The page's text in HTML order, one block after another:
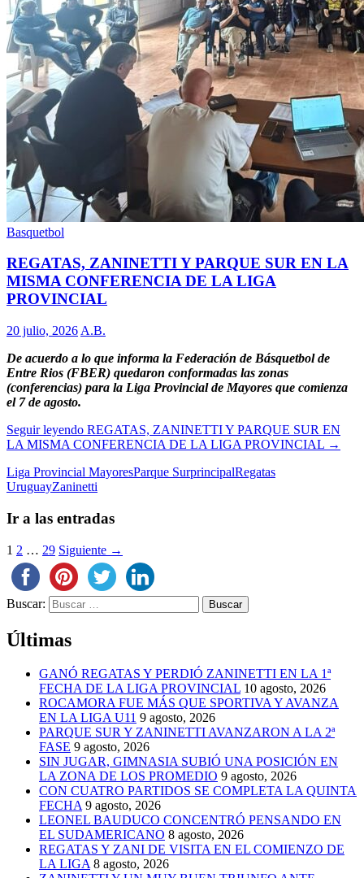
Basquetbol
REGATAS, ZANINETTI Y PARQUE SUR EN LA
MISMA CONFERENCIA DE LA LIGA
PROVINCIAL
20 julio, 2026 A.B.
De acuerdo a lo que informa la Federación de Básquetbol de
Entre Rios (FBER) quedaron conformadas las zonas
(conferencias) para la Liga Provincial de Mayores que comienza
el 7 de agosto.
Seguir leyendo REGATAS, ZANINETTI Y PARQUE SUR EN
LA MISMA CONFERENCIA DE LA LIGA PROVINCIAL →
Liga Provincial MayoresParque SurprincipalRegatas
UruguayZaninetti
Ir a las entradas
1 2 … 29 Siguiente →
Buscar:
Últimas
GANÓ REGATAS Y PERDIÓ ZANINETTI EN LA 1ª
FECHA DE LA LIGA PROVINCIAL 10 agosto, 2026
ROCAMORA FUE MÁS QUE SPORTIVA Y AVANZA
EN LA LIGA U11 9 agosto, 2026
PARQUE SUR Y ZANINETTI AVANZARON A LA 2ª
FASE 9 agosto, 2026
SIN JUGAR, GIMNASIA SUBIÓ UNA POSICIÓN EN
LA ZONA DE LOS PROMEDIO 9 agosto, 2026
CON CUATRO PARTIDOS SE COMPLETA LA QUINTA
FECHA 9 agosto, 2026
LEONEL BAUDUCO CONCENTRÓ PENSANDO EN
EL SUDAMERICANO 8 agosto, 2026
REGATAS Y ZANI DE VISITA EN EL COMIENZO DE
LA LIGA 8 agosto, 2026